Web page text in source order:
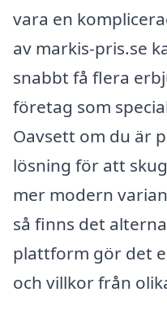
vara en
av markis-pris.se
snabbt få flera
företag som
Oavsett om du är
lösning för att
mer modern
så finns det
plattform gör det
och villkor från